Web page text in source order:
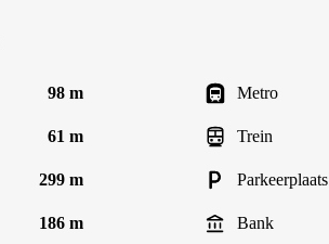
98 m Metro
61 m Trein
299 m Parkeerplaats
186 m Bank